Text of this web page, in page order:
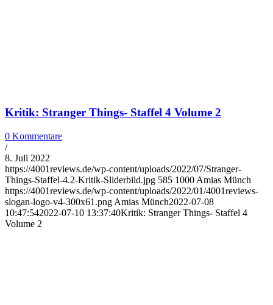
Kritik: Stranger Things- Staffel 4 Volume 2
0 Kommentare
/
8. Juli 2022
https://4001reviews.de/wp-content/uploads/2022/07/Stranger-
Things-Staffel-4.2-Kritik-Sliderbild.jpg 585 1000 Amias Münch
https://4001reviews.de/wp-content/uploads/2022/01/4001reviews-
slogan-logo-v4-300x61.png Amias Münch2022-07-08
10:47:542022-07-10 13:37:40Kritik: Stranger Things- Staffel 4
Volume 2